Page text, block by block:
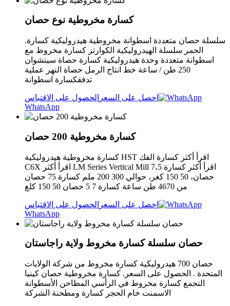
كسارة مخروطية نوع حصان
سلسلة حصان متعددة اسطوانة مخروطية هيدروليكية كسارة.
الحمر سلسلة الهيدروليكية الكوارتز كسارة مخروط مع
اسطوانة متعددة وحدة هيدروليكية كسارة حصاة سيتشوان
250 طن / ساعة خط انتاج الرمل حصاة النهر عملية
تدفقكسارة اسطوانة
احصل على السعر الحصول على الاقتباس
WhatsApp
كسارة مخروطية 200 حصان
كسارة مخروطية هيدروليكية HST اقرأ أكثر كسارة الفك
C6X اقرأ أكثر LM Series Vertical Mill اقرأ أكثر كسارة 7،5
حصان، 50 150 كغر، حوالي 300 200 ملم كسارة 75 حصان
من 4670 طن ساعة كسارة 7 5 حصان 50 150 كلغ
احصل على السعر الحصول على الاقتباس
WhatsApp
حصان سلسلة كسارة مخروط ولاية راجاستان
حصان 700 هيدروليكية كسارة مخروط من شركة الولايات
المتحدة . الحصول على السعر. كسارة مخروطية حصان كينيا
التجمع كسارة مخروط في الرأسي المطاحن الأسطوانة
الاسمنت خام الحجر كسارة ومطحنة الشركة